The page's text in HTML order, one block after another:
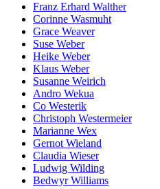
Franz Erhard Walther
Corinne Wasmuht
Grace Weaver
Suse Weber
Heike Weber
Klaus Weber
Susanne Weirich
Andro Wekua
Co Westerik
Christoph Westermeier
Marianne Wex
Gernot Wieland
Claudia Wieser
Ludwig Wilding
Bedwyr Williams